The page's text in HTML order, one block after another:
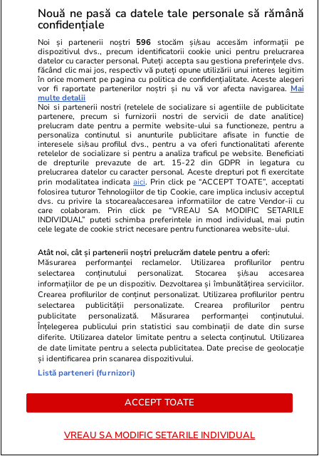
Horoscop 17 iul.
Horoscop Urania | Previziuni astrologice pentru
perioada 18 – 24 iulie 2026. Soarele va intra în
zodia Leului
Sănătate și Fitness 20:10
Mecanismul ascuns din organism
care oprește stocarea grăsimii și
activează arderea ei.
Descoperirea care ar putea
revoluționa slăbitul
Lifestyle
16 case din
prețul unui
de Triumf
o singură
Vacanțe și Cultură
Nouă ne pasă ca datele tale personale să rămână
confidențiale
Noi și partenerii noștri 596 stocăm și/sau accesăm informații pe
dispozitivul dvs., precum identificatorii cookie unici pentru prelucrarea
datelor cu caracter personal. Puteți accepta sau gestiona preferințele dvs.
făcând clic mai jos, respectiv vă puteți opune utilizării unui interes legitim
în orice moment pe pagina cu politica de confidențialitate. Aceste alegeri
vor fi raportate partenerilor noștri și nu vă vor afecta navigarea. Mai
multe detalii
Noi si partenerii nostri (retelele de socializare si agentiile de publicitate
partenere, precum si furnizorii nostri de servicii de date analitice)
prelucram date pentru a permite website-ului sa functioneze, pentru a
personaliza continutul si anunturile publicitare afisate in functie de
interesele si/sau profilul dvs., pentru a va oferi functionalitati aferente
retelelor de socializare si pentru a analiza traficul pe website. Beneficiati
de drepturile prevazute de art. 15-22 din GDPR in legatura cu
prelucrarea datelor cu caracter personal. Aceste drepturi pot fi exercitate
prin modalitatea indicataaici. Prin click pe “ACCEPT TOATE”, acceptati
folosirea tuturor Tehnologiilor de tip Cookie, care implica inclusiv acceptul
dvs. cu privire la stocarea/accesarea informatiilor de catre Vendor-ii cu
care colaboram. Prin click pe “VREAU SA MODIFIC SETARILE
INDIVIDUAL” puteti schimba preferintele in mod individual, mai putin
cele legate de cookie strict necesare pentru functionarea website-ului.
Atât noi, cât și partenerii noștri prelucrăm datele pentru a oferi:
Măsurarea performanței reclamelor. Utilizarea profilurilor pentru
selectarea conținutului personalizat. Stocarea și/sau accesarea
informațiilor de pe un dispozitiv. Dezvoltarea și îmbunătățirea serviciilor.
Crearea profilurilor de conținut personalizat. Utilizarea profilurilor pentru
selectarea publicității personalizate. Crearea profilurilor pentru
publicitate personalizată. Măsurarea performanței conținutului.
Înțelegerea publicului prin statistici sau combinații de date din surse
diferite. Utilizarea datelor limitate pentru a selecta conținutul. Utilizarea
de date limitate pentru a selecta publicitatea. Date precise de geolocație
și identificarea prin scanarea dispozitivului.
Listă parteneri (furnizori)
ACCEPT TOATE
VREAU SA MODIFIC SETARILE INDIVIDUAL